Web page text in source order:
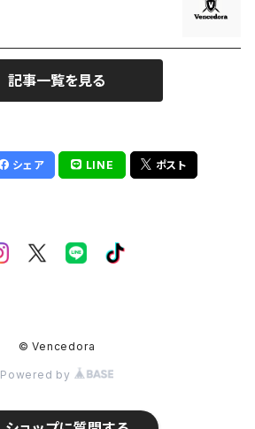
記事一覧を見る
シェア LINE ポスト
© Vencedora
Powered by